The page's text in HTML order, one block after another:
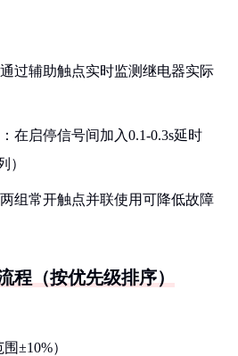
过辅助触点实时监测继电器实际
在启停信号间加入0.1-0.3s延时
）
组常开触点并联使用可降低故障
程（按优先级排序）
±10%）